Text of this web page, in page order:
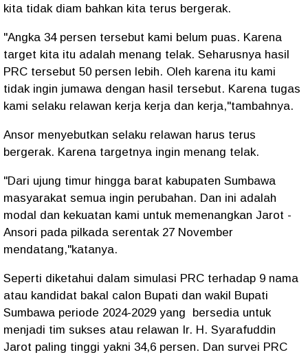
kita tidak diam bahkan kita terus bergerak.
"Angka 34 persen tersebut kami belum puas. Karena
target kita itu adalah menang telak. Seharusnya hasil
PRC tersebut 50 persen lebih. Oleh karena itu kami
tidak ingin jumawa dengan hasil tersebut. Karena tugas
kami selaku relawan kerja kerja dan kerja,"tambahnya.
Ansor menyebutkan selaku relawan harus terus
bergerak. Karena targetnya ingin menang telak.
"Dari ujung timur hingga barat kabupaten Sumbawa
masyarakat semua ingin perubahan. Dan ini adalah
modal dan kekuatan kami untuk memenangkan Jarot -
Ansori pada pilkada serentak 27 November
mendatang,"katanya.
Seperti diketahui dalam simulasi PRC terhadap 9 nama
atau kandidat bakal calon Bupati dan wakil Bupati
Sumbawa periode 2024-2029 yang bersedia untuk
menjadi tim sukses atau relawan Ir. H. Syarafuddin
Jarot paling tinggi yakni 34,6 persen. Dan survei PRC